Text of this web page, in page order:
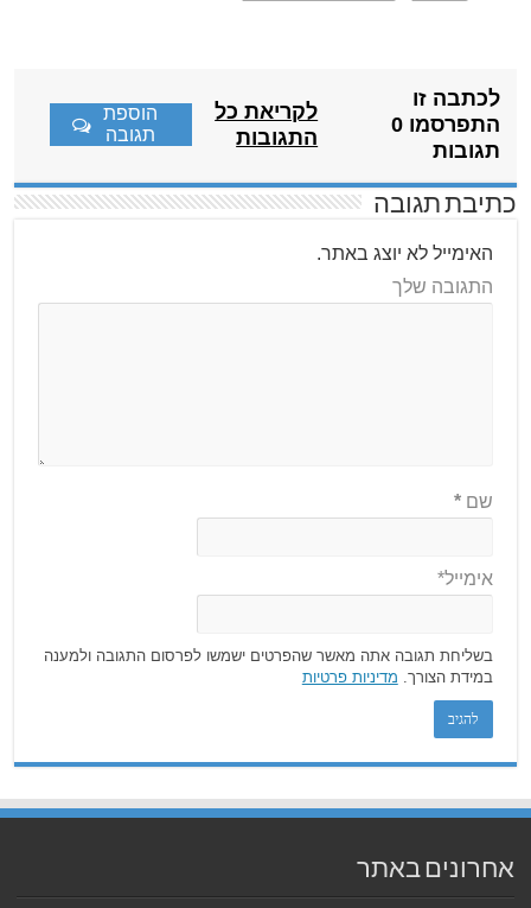
לכתבה זו
התפרסמו 0
תגובות
לקריאת כל
התגובות
הוספת
תגובה
כתיבת תגובה
האימייל לא יוצג באתר.
התגובה שלך
שם*
אימייל*
בשליחת תגובה אתה מאשר שהפרטים ישמשו לפרסום התגובה ולמענה
במידת הצורך. מדיניות פרטיות
אחרונים באתר